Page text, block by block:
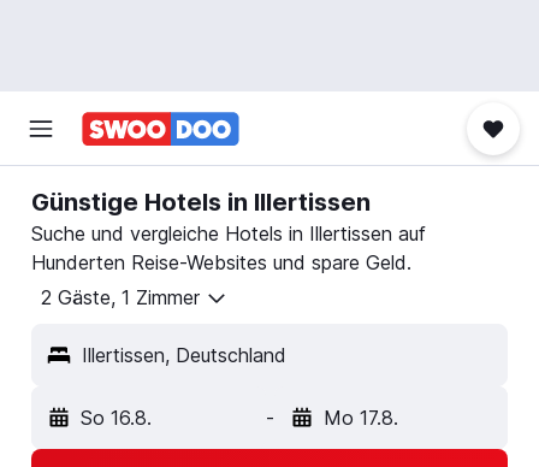
Günstige Hotels in Illertissen
Suche und vergleiche Hotels in Illertissen auf
Hunderten Reise-Websites und spare Geld.
2 Gäste, 1 Zimmer
Illertissen, Deutschland
So 16.8. - Mo 17.8.